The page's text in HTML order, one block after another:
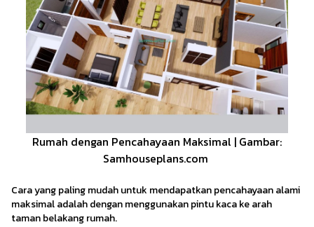
Rumah dengan Pencahayaan Maksimal | Gambar:
Samhouseplans.com
Cara yang paling mudah untuk mendapatkan pencahayaan alami
maksimal adalah dengan menggunakan pintu kaca ke arah
taman belakang rumah.